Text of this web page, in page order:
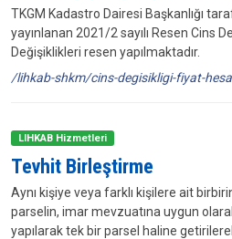
TKGM Kadastro Dairesi Başkanlığı
yayınlanan 2021/2 sayılı Resen Cins
Değişiklikleri resen yapılmaktadır.
/lihkab-shkm/cins-degisikligi-fiyat-
LIHKAB Hizmetleri
Tevhit Birleştirme
Aynı kişiye veya farklı kişilere ait
parselin, imar mevzuatına uygun
yapılarak tek bir parsel haline